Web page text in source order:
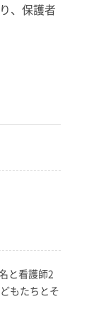
、保護者
と看護師2
もたちとそ